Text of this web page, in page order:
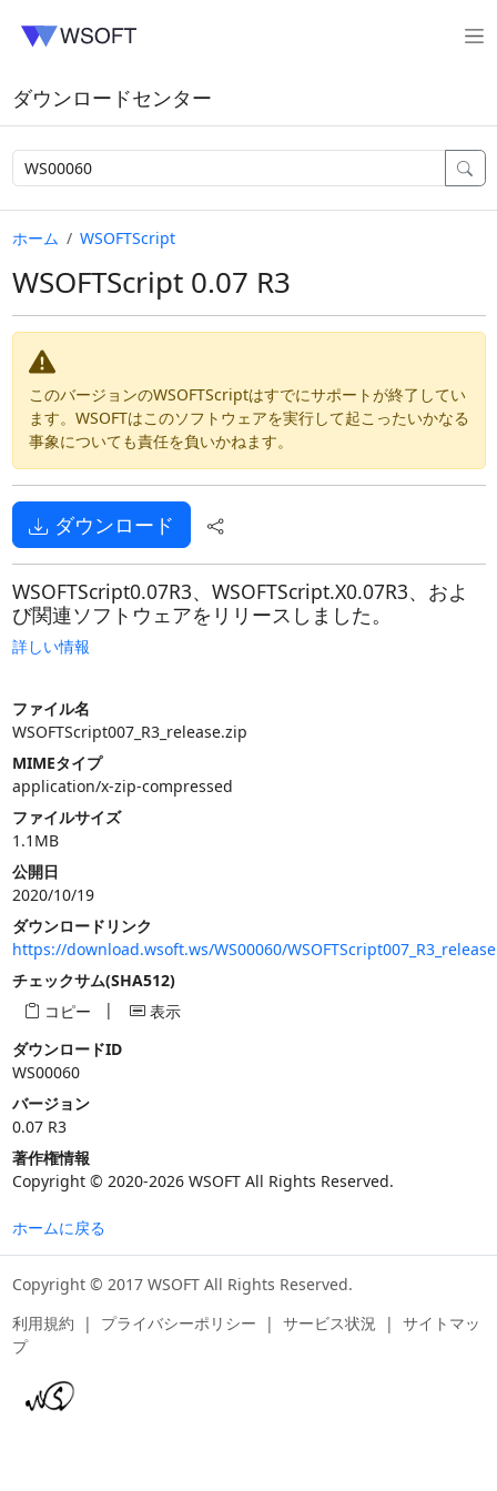
ダウンロードセンター
ホーム WSOFTScript
WSOFTScript 0.07 R3
このバージョンのWSOFTScriptはすでにサポートが終了してい
ます。WSOFTはこのソフトウェアを実行して起こったいかなる
事象についても責任を負いかねます。
ダウンロード
WSOFTScript0.07R3、WSOFTScript.X0.07R3、およ
び関連ソフトウェアをリリースしました。
詳しい情報
ファイル名
WSOFTScript007_R3_release.zip
MIMEタイプ
application/x-zip-compressed
ファイルサイズ
1.1MB
公開日
2020/10/19
ダウンロードリンク
https://download.wsoft.ws/WS00060/
チェックサム(SHA512)
コピー
|
表示
ダウンロードID
WS00060
バージョン
0.07 R3
著作権情報
Copyright © 2020-2026 WSOFT All Rights Reserved.
ホームに戻る
Copyright © 2017 WSOFT All Rights Reserved.
利用規約 | プライバシーポリシー | サービス状況| サイトマッ
プ